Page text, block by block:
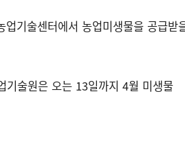
기술센터에서 농업미생물을 공급받
기술원은 오는 13일까지 4월 미생물